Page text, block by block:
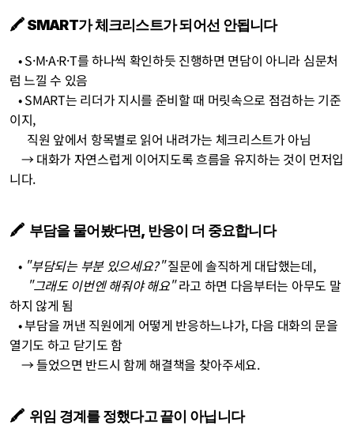
🖍️ SMART가 체크리스트가 되어선 안됩니다
   • S·M·A·R·T를 하나씩 확인하듯 진행하면 면담이 아니라 심문처
럼 느낄 수 있음
   • SMART는 리더가 지시를 준비할 때 머릿속으로 점검하는 기준
이지,
      직원 앞에서 항목별로 읽어 내려가는 체크리스트가 아님
니다.
🖍️  부담을 물어봤다면, 반응이 더 중요합니다
   •
"부담되는 부분 있으세요?" 질문에 솔직하게 대답했는데,
"그래도 이번엔 해줘야 해요" 라고 하면 다음부터는 아무도 말
하지 않게 됨
   • 부담을 꺼낸 직원에게 어떻게 반응하느냐가, 다음 대화의 문을
열기도 하고 닫기도 함
    → 들었으면 반드시 함께 해결책을 찾아주세요.
🖍️  위임 경계를 정했다고 끝이 아닙니다